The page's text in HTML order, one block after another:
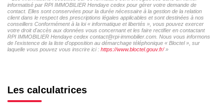
informatisé par RPI IMMOBILIER Hendaye cedex pour gérer votre demande de
contact. Elles sont conservées pour la durée nécessaire à la gestion de la relation
client dans le respect des prescriptions légales applicables et sont destinées à nos
conseillers Conformément à la loi « informatique et libertés », vous pouvez exercer
votre droit d'accès aux données vous concernant et les faire rectifier en contactant
RPI IMMOBILIER Hendaye cedex contact@rpi-immobilier.com. Nous vous informons
de l'existence de la liste d'opposition au démarchage téléphonique « Bloctel », sur
laquelle vous pouvez vous inscrire ici : https://www.bloctel.gouv.fr/»
Les calculatrices